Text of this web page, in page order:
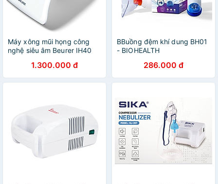
Máy xông mũi họng công
nghệ siêu âm Beurer IH40
1.300.000 đ
BBuồng đệm khí dung BH01
- BIOHEALTH
286.000 đ